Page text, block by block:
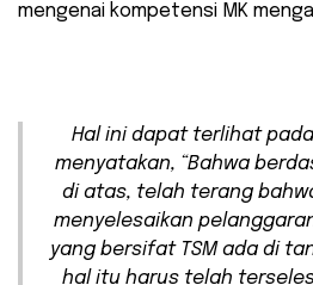
mengenai kompetensi MK
Hal ini dapat terlihat
menyatakan, “Bahwa
di atas, telah terang
menyelesaikan
yang bersifat TSM ada di
hal itu harus telah